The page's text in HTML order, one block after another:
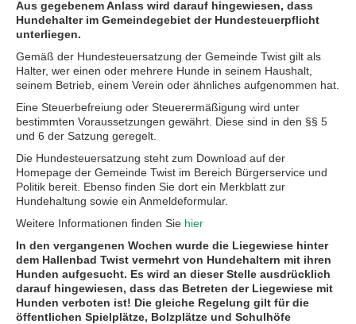
Aus gegebenem Anlass wird darauf hingewiesen, dass
Hundehalter im Gemeindegebiet der Hundesteuerpflicht
unterliegen.
Gemäß der Hundesteuersatzung der Gemeinde Twist gilt als
Halter, wer einen oder mehrere Hunde in seinem Haushalt,
seinem Betrieb, einem Verein oder ähnliches aufgenommen hat.
Eine Steuerbefreiung oder Steuerermäßigung wird unter
bestimmten Voraussetzungen gewährt. Diese sind in den §§ 5
und 6 der Satzung geregelt.
Die Hundesteuersatzung steht zum Download auf der
Homepage der Gemeinde Twist im Bereich Bürgerservice und
Politik bereit. Ebenso finden Sie dort ein Merkblatt zur
Hundehaltung sowie ein Anmeldeformular.
Weitere Informationen finden Sie hier
In den vergangenen Wochen wurde die Liegewiese hinter
dem Hallenbad Twist vermehrt von Hundehaltern mit ihren
Hunden aufgesucht. Es wird an dieser Stelle ausdrücklich
darauf hingewiesen, dass das Betreten der Liegewiese mit
Hunden verboten ist! Die gleiche Regelung gilt für die
öffentlichen Spielplätze, Bolzplätze und Schulhöfe